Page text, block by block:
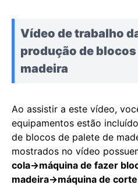
Vídeo de trabalho
produção de
madeira
Ao assistir a este vídeo,
equipamentos estão
de blocos de palete de
mostrados no vídeo
cola→máquina de fazer
madeira→máquina de corte